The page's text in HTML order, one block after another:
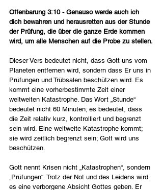
Offenbarung 3:10 - Genauso werde auch ich
dich bewahren und herausretten aus der Stunde
der Prüfung, die über die ganze Erde kommen
wird, um alle Menschen auf die Probe zu stellen.
Dieser Vers bedeutet nicht, dass Gott uns vom
Planeten entfernen wird, sondern dass Er uns in
Prüfungen und Trübsalen beschützen wird. Es
kommt eine vorherbestimmte Zeit einer
weltweiten Katastrophe. Das Wort „Stunde“
bedeutet nicht 60 Minuten; es bedeutet, dass
die Zeit relativ kurz, kontrolliert und begrenzt
sein wird. Eine weltweite Katastrophe kommt;
sie wird zeitlich begrenzt sein; Gott wird uns
beschützen.
Gott nennt Krisen nicht „Katastrophen“, sondern
„Prüfungen“. Trotz der Not und des Leidens wird
es eine verborgene Absicht Gottes geben. Er